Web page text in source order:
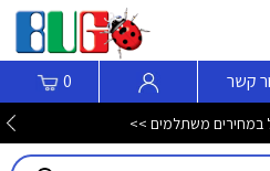
קשר 0
במחירים משתלמים >>